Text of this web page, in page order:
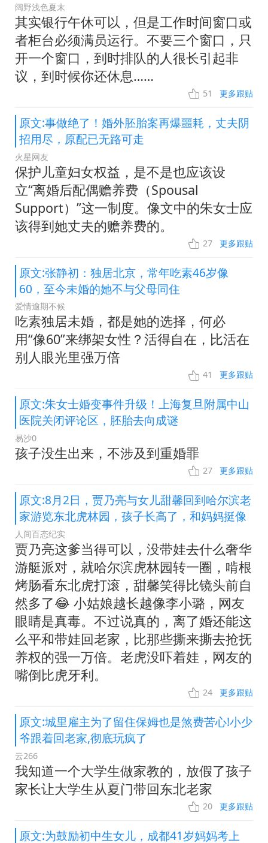
阔野浅色夏末
其实银行午休可以，但是工作时间窗口或
者柜台必须满员运行。不要三个窗口，只
开一个窗口，到时排队的人很长引起非
议，到时候你还休息……
51 更多跟贴
原文:事做绝了！婚外胚胎案再爆噩耗，丈夫阴
招用尽，原配已无路可走
火星网友
保护儿童妇女权益，是不是也应该设
立“离婚后配偶赡养费（Spousal
Support）”这一制度。像文中的朱女士应
该得到她丈夫的赡养费的。
27 更多跟贴
原文:张静初：独居北京，常年吃素46岁像
60，至今未婚的她不与父母同住
爱情逾期不候
吃素独居未婚，都是她的选择，何必
用“像60”来绑架女性？活得自在，比活在
别人眼光里强万倍
41 更多跟贴
原文:朱女士婚变事件升级！上海复旦附属中山
医院关闭评论区，胚胎去向成谜
易沙0
孩子没生出来，不涉及到重婚罪
27 更多跟贴
原文:8月2日，贾乃亮与女儿甜馨回到哈尔滨老
家游览东北虎林园，孩子长高了，和妈妈挺像
人间百态纪实
贾乃亮这爹当得可以，没带娃去什么奢华
游艇派对，就哈尔滨虎林园转一圈，啃根
烤肠看东北虎打滚，甜馨笑得比镜头前自
然多了😂 小姑娘越长越像李小璐，网友
眼睛是真毒。不过说真的，离了婚还能这
么平和带娃回老家，比那些撕来撕去抢抚
养权的强一万倍。老虎没吓着娃，网友的
嘴倒比虎牙利。
24 更多跟贴
原文:城里雇主为了留住保姆也是煞费苦心!小少
爷跟着回老家,彻底玩疯了
云266
我知道一个大学生做家教的，放假了孩子
家长让大学生从夏门带回东北老家
20 更多跟贴
原文:为鼓励初中生女儿，成都41岁妈妈考上